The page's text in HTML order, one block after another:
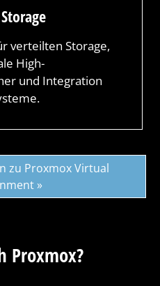
verteilten Storage,
High-
und Integration
zu Proxmox Virtual
»
Proxmox?